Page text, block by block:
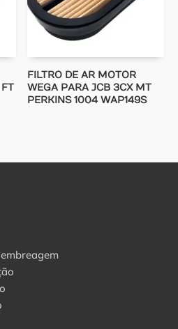
FILTRO DE AR MOTOR
WEGA PARA JCB 3CX MT
PERKINS 1004 WAP149S